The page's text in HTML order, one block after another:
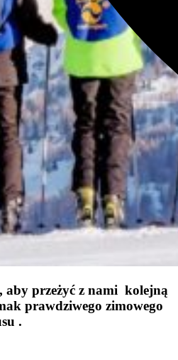
aby przeżyć z nami kolejną
prawdziwego zimowego
.